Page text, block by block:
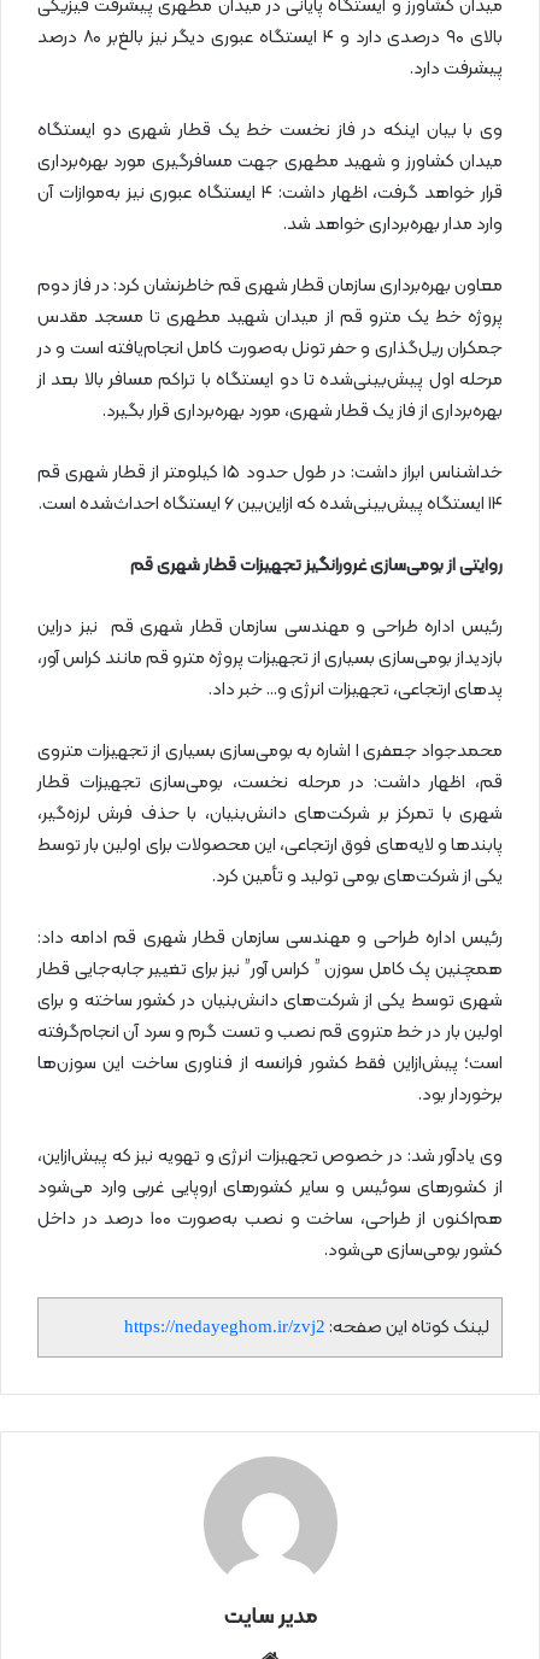
میدان کشاورز و ایستگاه پایانی در میدان مطهری پیشرفت فیزیکی
بالای ۹۰ درصدی دارد و ۴ ایستگاه عبوری دیگر نیز بالغ‌بر ۸۰ درصد
پیشرفت دارد.
وی با بیان اینکه در فاز نخست خط یک قطار شهری دو ایستگاه
میدان کشاورز و شهید مطهری جهت مسافرگیری مورد بهره‌برداری
قرار خواهد گرفت، اظهار داشت: ۴ ایستگاه عبوری نیز به‌موازات آن
وارد مدار بهره‌برداری خواهد شد.
معاون بهره‌برداری سازمان قطار شهری قم خاطرنشان کرد: در فاز دوم
پروژه خط یک مترو قم از میدان شهید مطهری تا مسجد مقدس
جمکران ریل‌گذاری و حفر تونل به‌صورت کامل انجام‌یافته است و در
مرحله اول پیش‌بینی‌شده تا دو ایستگاه با تراکم مسافر بالا بعد از
بهره‌برداری از فاز یک قطار شهری، مورد بهره‌برداری قرار بگیرد.
خداشناس ابراز داشت: در طول حدود ۱۵ کیلومتر از قطار شهری قم
۱۴ ایستگاه پیش‌بینی‌شده که ازاین‌بین ۶ ایستگاه احداث‌شده است.
روایتی از بومی‌سازی غرورانگیز تجهیزات قطار شهری قم
رئیس اداره طراحی و مهندسی سازمان قطار شهری قم نیز دراین
بازدیداز بومی‌سازی بسیاری از تجهیزات پروژه مترو قم مانند کراس آور،
پدهای ارتجاعی، تجهیزات انرژی و… خبر داد.
محمدجواد جعفری ا اشاره به بومی‌سازی بسیاری از تجهیزات متروی
قم، اظهار داشت: در مرحله نخست، بومی‌سازی تجهیزات قطار
شهری با تمرکز بر شرکت‌های دانش‌بنیان، با حذف فرش لرزه‌گیر،
پابندها و لایه‌های فوق ارتجاعی، این محصولات برای اولین بار توسط
یکی از شرکت‌های بومی تولید و تأمین کرد.
رئیس اداره طراحی و مهندسی سازمان قطار شهری قم ادامه داد:
همچنین پک کامل سوزن ” کراس آور” نیز برای تغییر جابه‌جایی قطار
شهری توسط یکی از شرکت‌های دانش‌بنیان در کشور ساخته و برای
اولین بار در خط متروی قم نصب و تست گرم و سرد آن انجام‌گرفته
است؛ پیش‌ازاین فقط کشور فرانسه از فناوری ساخت این سوزن‌ها
برخوردار بود.
وی یادآور شد: در خصوص تجهیزات انرژی و تهویه نیز که پیش‌ازاین،
از کشورهای سوئیس و سایر کشورهای اروپایی غربی وارد می‌شود
هم‌اکنون از طراحی، ساخت و نصب به‌صورت ۱۰۰ درصد در داخل
کشور بومی‌سازی می‌شود.
لینک کوتاه این صفحه: https://nedayeghom.ir/zvj2
مدیر سایت